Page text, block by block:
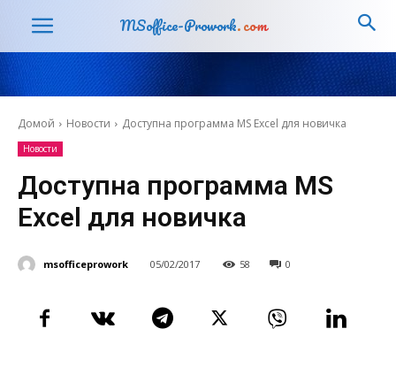
MSoffice-Prowork.com
Домой Новости Доступна программа MS Excel для новичка
Новости
Доступна программа MS
Excel для новичка
msofficeprowork 05/02/2017 58 0